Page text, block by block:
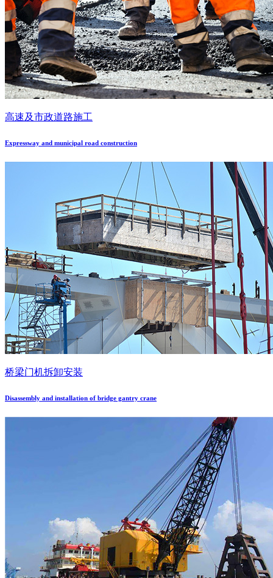
高速及市政道路施工
Expressway and municipal road construction
桥梁门机拆卸安装
Disassembly and installation of bridge gantry crane